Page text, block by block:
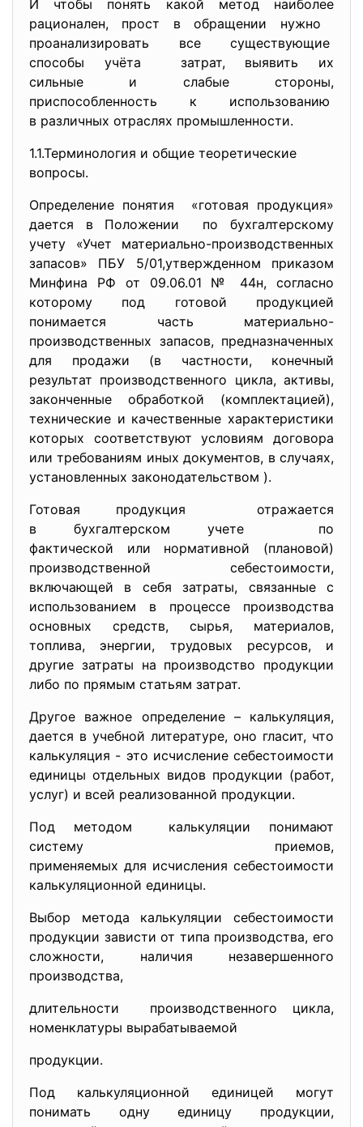
И чтобы понять какой метод наиболее
рационален, прост в обращении нужно
проанализировать все существующие
способы учёта затрат, выявить их
сильные и слабые стороны,
приспособленность к использованию
в различных отраслях промышленности.
1.1.Терминология и общие теоретические
вопросы.
Определение понятия «готовая продукция»
дается в Положении по бухгалтерскому
учету «Учет материально-производственных
запасов» ПБУ 5/01,утвержденном приказом
Минфина РФ от 09.06.01 № 44н, согласно
которому под готовой продукцией
понимается часть материально-
производственных запасов, предназначенных
для продажи (в частности, конечный
результат производственного цикла, активы,
законченные обработкой (комплектацией),
технические и качественные характеристики
которых соответствуют условиям договора
или требованиям иных документов, в случаях,
установленных законодательством ).
Готовая продукция отражается
в бухгалтерском учете по
фактической или нормативной (плановой)
производственной себестоимости,
включающей в себя затраты, связанные с
использованием в процессе производства
основных средств, сырья, материалов,
топлива, энергии, трудовых ресурсов, и
другие затраты на производство продукции
либо по прямым статьям затрат.
Другое важное определение – калькуляция,
дается в учебной литературе, оно гласит, что
калькуляция - это исчисление себестоимости
единицы отдельных видов продукции (работ,
услуг) и всей реализованной продукции.
Под методом калькуляции понимают
систему приемов,
применяемых для исчисления себестоимости
калькуляционной единицы.
Выбор метода калькуляции себестоимости
продукции зависти от типа производства, его
сложности, наличия незавершенного
производства,
длительности производственного цикла,
номенклатуры вырабатываемой
продукции.
Под калькуляционной единицей могут
понимать одну единицу продукции,